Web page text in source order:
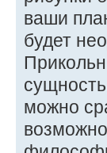
ваши
будет
можно